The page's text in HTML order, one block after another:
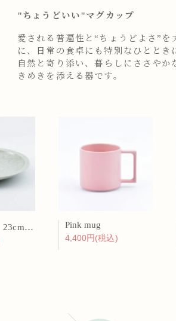
"ちょうどいい"マグカップ
愛される普遍性と“ちょうどよさ”を
に、日常の食卓にも特別なひととき
自然と寄り添い、暮らしにささやか
きめきを添える器です。
リムプレート 23cm 呉須散
Pink mug
4,400円(税込)